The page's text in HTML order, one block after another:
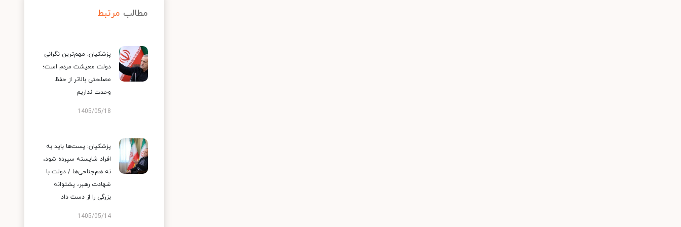
مطالب مرتبط
پزشکیان: مهم‌ترین نگرانی
دولت معیشت مردم است؛
مصلحتی بالاتر از حفظ
وحدت نداریم
1405/05/18
پزشکیان: پست‌ها باید به
افراد شایسته سپرده شود،
نه هم‌جناحی‌ها / دولت با
شهادت رهبر، پشتوانه
بزرگی را از دست داد
1405/05/14